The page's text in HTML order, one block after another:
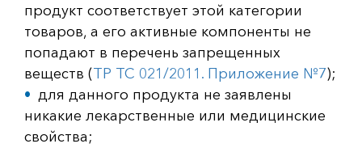
продукт соответствует этой категории
товаров, а его активные компоненты не
попадают в перечень запрещенных
веществ (ТР ТС 021/2011. Приложение №7);
для данного продукта не заявлены
никакие лекарственные или медицинские
свойства;